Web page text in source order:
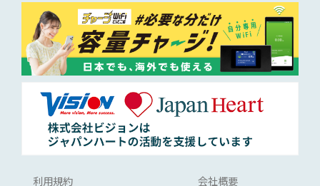
利用規約
会社概要